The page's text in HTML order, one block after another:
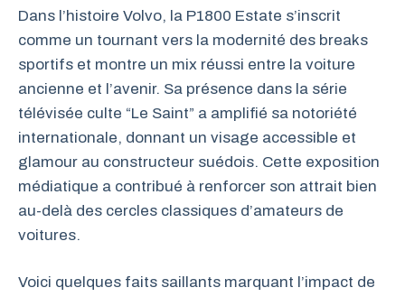
Dans l’histoire Volvo, la P1800 Estate s’inscrit
comme un tournant vers la modernité des breaks
sportifs et montre un mix réussi entre la voiture
ancienne et l’avenir. Sa présence dans la série
télévisée culte “Le Saint” a amplifié sa notoriété
internationale, donnant un visage accessible et
glamour au constructeur suédois. Cette exposition
médiatique a contribué à renforcer son attrait bien
au-delà des cercles classiques d’amateurs de
voitures.
Voici quelques faits saillants marquant l’impact de